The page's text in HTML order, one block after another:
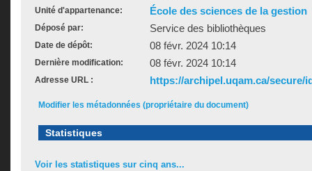
Unité d'appartenance: École des sciences de la gestion
Déposé par: Service des bibliothèques
Date de dépôt: 08 févr. 2024 10:14
Dernière modification: 08 févr. 2024 10:14
Adresse URL : https://archipel.uqam.ca/secure/
Modifier les métadonnées (propriétaire du document)
Statistiques
Voir les statistiques sur cinq ans...